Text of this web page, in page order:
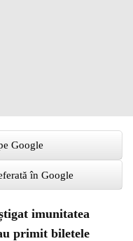
Google
în Google
imunitatea
primit biletele